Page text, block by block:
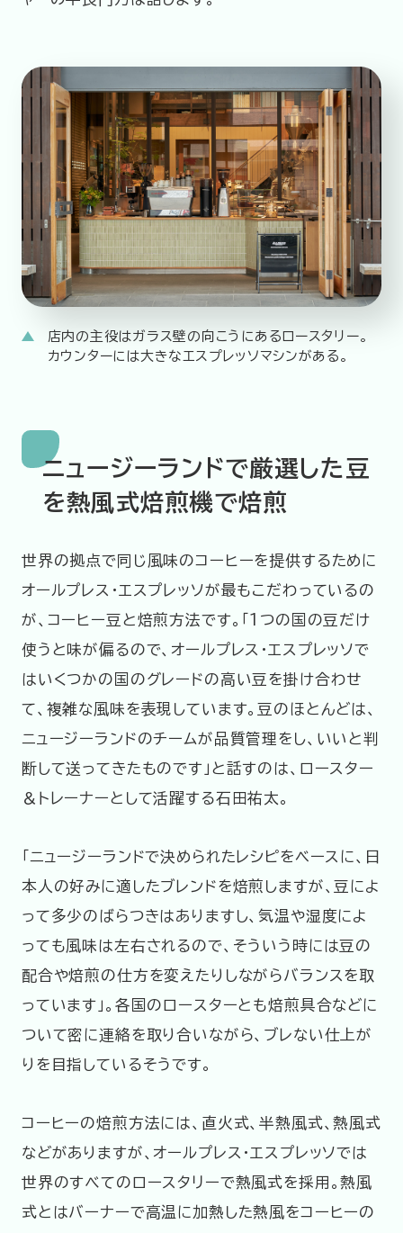
店内の主役はガラス壁の向こうにあるロースタリー。
カウンターには大きなエスプレッソマシンがある。
ニュージーランドで厳選した豆
を熱風式焙煎機で焙煎
世界の拠点で同じ風味のコーヒーを提供するために
オールプレス・エスプレッソが最もこだわっているの
が、コーヒー豆と焙煎方法です。「1つの国の豆だけ
使うと味が偏るので、オールプレス・エスプレッソで
はいくつかの国のグレードの高い豆を掛け合わせ
て、複雑な風味を表現しています。豆のほとんどは、
ニュージーランドのチームが品質管理をし、いいと判
断して送ってきたものです」と話すのは、ロースター
＆トレーナーとして活躍する石田祐太。
「ニュージーランドで決められたレシピをベースに、日
本人の好みに適したブレンドを焙煎しますが、豆によ
って多少のばらつきはありますし、気温や湿度によ
っても風味は左右されるので、そういう時には豆の
配合や焙煎の仕方を変えたりしながらバランスを取
っています」。各国のロースターとも焙煎具合などに
ついて密に連絡を取り合いながら、ブレない仕上が
りを目指しているそうです。
コーヒーの焙煎方法には、直火式、半熱風式、熱風式
などがありますが、オールプレス・エスプレッソでは
世界のすべてのロースタリーで熱風式を採用。熱風
式とはバーナーで高温に加熱した熱風をコーヒーの